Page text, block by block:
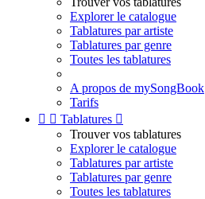
Explorer le catalogue
Tablatures par artiste
Tablatures par genre
Toutes les tablatures
A propos de mySongBook
Tarifs
  Tablatures 
Trouver vos tablatures
Explorer le catalogue
Tablatures par artiste
Tablatures par genre
Toutes les tablatures